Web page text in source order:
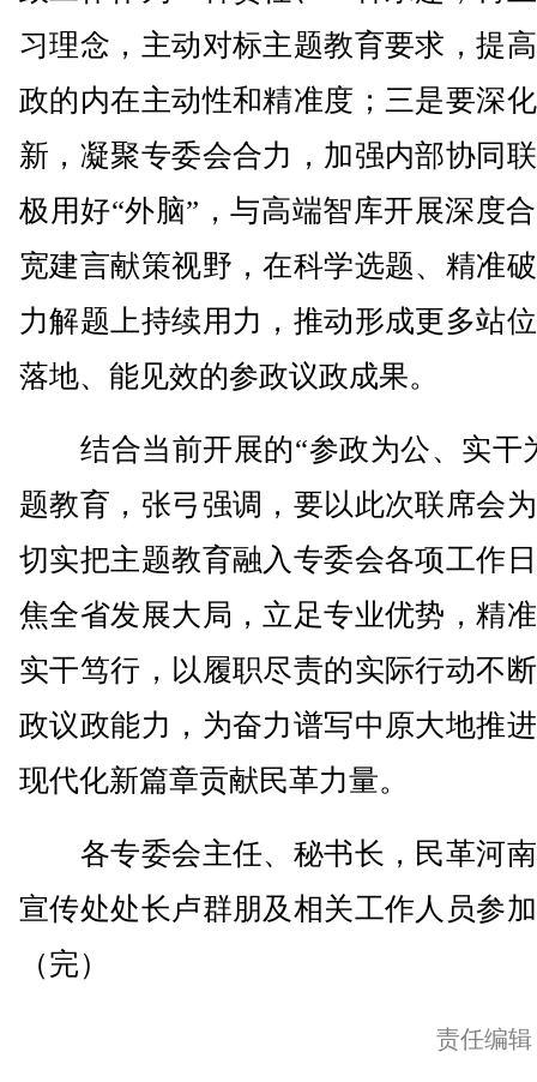
习理念，主动对标主题教育要求，提
政的内在主动性和精准度；三是要深
新，凝聚专委会合力，加强内部协同
极用好“外脑”，与高端智库开展深度
宽建言献策视野，在科学选题、精准
力解题上持续用力，推动形成更多站
落地、能见效的参政议政成果。
结合当前开展的“参政为公、实干
题教育，张弓强调，要以此次联席会
切实把主题教育融入专委会各项工作
焦全省发展大局，立足专业优势，精
实干笃行，以履职尽责的实际行动不
政议政能力，为奋力谱写中原大地推
现代化新篇章贡献民革力量。
各专委会主任、秘书长，民革河
宣传处处长卢群朋及相关工作人员参
（完）
责任编